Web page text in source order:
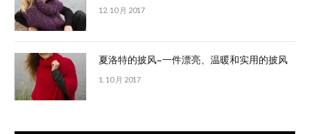
12. 10 月 2017
夏洛特的披风–一件漂亮、温暖和实用的披风
1. 10 月 2017